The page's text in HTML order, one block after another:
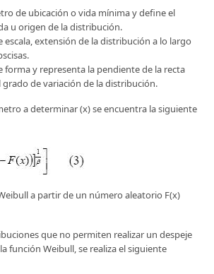
de ubicación o vida mínima y define el
u origen de la distribución.
escala, extensión de la distribución a lo largo
forma y representa la pendiente de la recta
de variación de la distribución.
a determinar (x) se encuentra la siguiente
a partir de un número aleatorio F(x)
que no permiten realizar un despeje
función Weibull, se realiza el siguiente